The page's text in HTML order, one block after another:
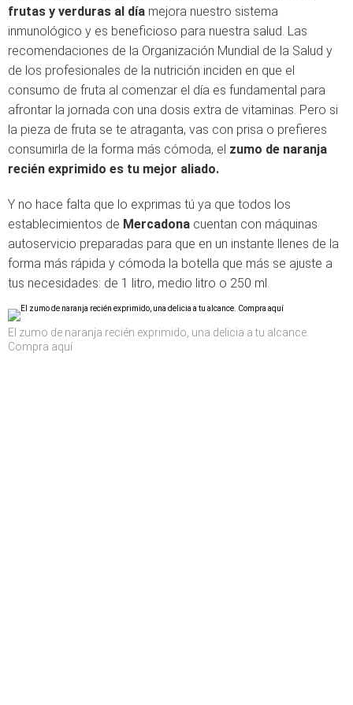
frutas y verduras al día mejora nuestro sistema
inmunológico y es beneficioso para nuestra salud. Las
recomendaciones de la Organización Mundial de la Salud y
de los profesionales de la nutrición inciden en que el
consumo de fruta al comenzar el día es fundamental para
afrontar la jornada con una dosis extra de vitaminas. Pero si
la pieza de fruta se te atraganta, vas con prisa o prefieres
consumirla de la forma más cómoda, el zumo de naranja
recién exprimido es tu mejor aliado.
Y no hace falta que lo exprimas tú ya que todos los
establecimientos de Mercadona cuentan con máquinas
autoservicio preparadas para que en un instante llenes de la
forma más rápida y cómoda la botella que más se ajuste a
tus necesidades: de 1 litro, medio litro o 250 ml.
El zumo de naranja recién exprimido, una delicia a tu alcance.
Compra aquí